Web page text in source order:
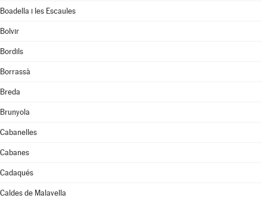
Boadella i les Escaules
Bolvir
Bordils
Borrassà
Breda
Brunyola
Cabanelles
Cabanes
Cadaqués
Caldes de Malavella